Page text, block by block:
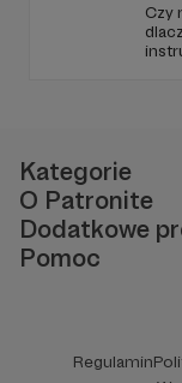
Czy
Kategorie
O Patronite
Dodatkowe
Pomoc
Regulamin